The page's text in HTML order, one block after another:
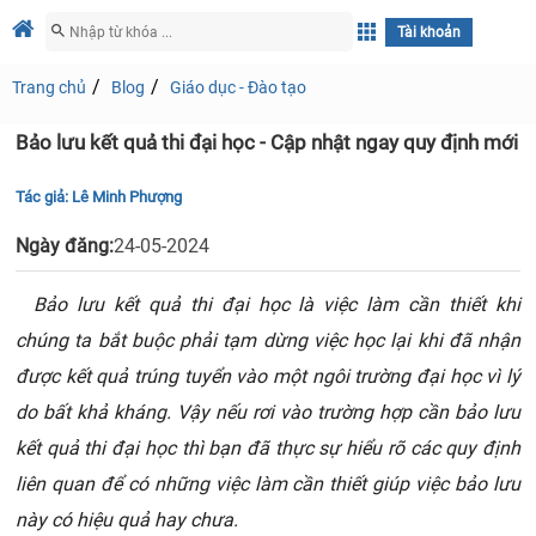
Tài khoản
Trang chủ Blog Giáo dục - Đào tạo
Bảo lưu kết quả thi đại học - Cập nhật ngay quy định mới
Tác giả: Lê Minh Phượng
Ngày đăng:24-05-2024
Bảo lưu kết quả thi đại học là việc làm cần thiết khi
chúng ta bắt buộc phải tạm dừng việc học lại khi đã nhận
được kết quả trúng tuyển vào một ngôi trường đại học vì lý
do bất khả kháng. Vậy nếu rơi vào trường hợp cần bảo lưu
kết quả thi đại học thì bạn đã thực sự hiểu rõ các quy định
liên quan để có những việc làm cần thiết giúp việc bảo lưu
này có hiệu quả hay chưa.